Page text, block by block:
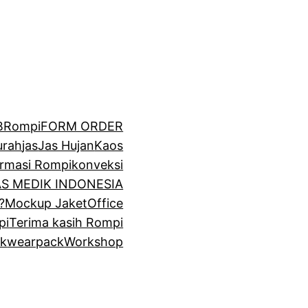
FORM ORDER
jasJas HujanKaos
Rompikonveksi
MEDIK INDONESIA
Mockup JaketOffice
Terima kasih Rompi
wearpackWorkshop